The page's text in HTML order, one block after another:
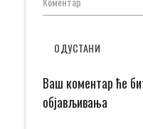
ОДУСТАНИ
Ваш коментар ће
објављивања